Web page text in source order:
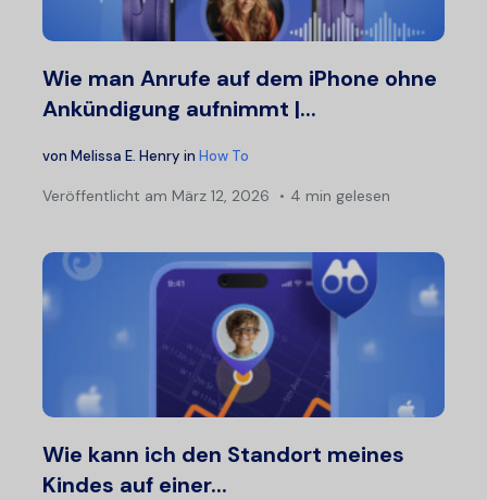
Wie man Anrufe auf dem iPhone ohne
Ankündigung aufnimmt |...
von Melissa E. Henry in How To
Veröffentlicht am März 12, 2026 4 min gelesen
Wie kann ich den Standort meines
Kindes auf einer...